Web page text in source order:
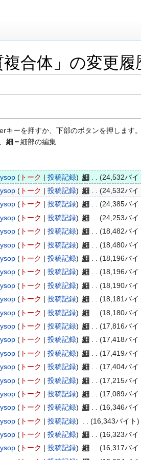
合体」の変更履
ーを押すか、下部のボタンを押します。
細＝細部の編集
トーク 投稿記録 細 24,532バイ
トーク 投稿記録 細 24,532バイ
トーク 投稿記録 細 24,385バイ
トーク 投稿記録 細 24,253バイ
トーク 投稿記録 細 18,482バイ
トーク 投稿記録 細 18,480バイ
トーク 投稿記録 細 18,196バイ
トーク 投稿記録 細 18,196バイ
トーク 投稿記録 細 18,190バイ
トーク 投稿記録 細 18,181バイ
トーク 投稿記録 細 18,180バイ
トーク 投稿記録 細 17,816バイ
トーク 投稿記録 細 17,418バイ
トーク 投稿記録 細 17,419バイ
トーク 投稿記録 細 17,404バイ
トーク 投稿記録 細 17,215バイ
トーク 投稿記録 細 17,089バイ
トーク 投稿記録 細 16,346バイ
トーク 投稿記録 16,343バイト
トーク 投稿記録 細 16,323バイ
トーク 投稿記録 細 16,317バイ